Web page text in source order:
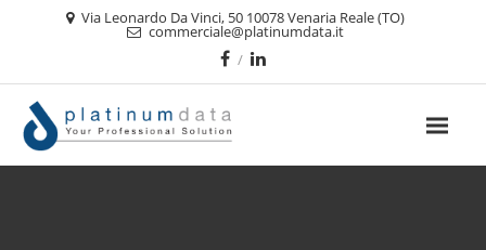
Via Leonardo Da Vinci, 50 10078 Venaria Reale (TO)
commerciale@platinumdata.it